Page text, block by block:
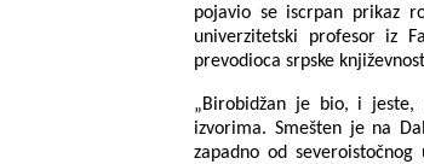
pojavio se iscrpan prikaz
univerzitetski profesor iz
prevodioca srpske
„Birobidžan je bio, i
izvorima. Smešten je na
zapadno od